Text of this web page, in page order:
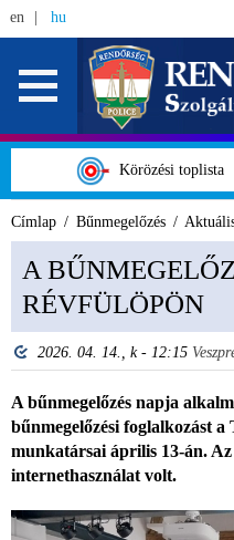
en hu
Körözési toplista
Címlap Bűnmegelőzés
A
RÉVFÜLÖPÖN
2026. 04. 14., k - 12:15
A bűnmegelőzés napja
bűnmegelőzési foglalkozást
munkatársai április 13-án. Az
internethasználat volt.